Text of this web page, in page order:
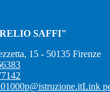
SAFFI"
15 - 50135 Firenze
Link